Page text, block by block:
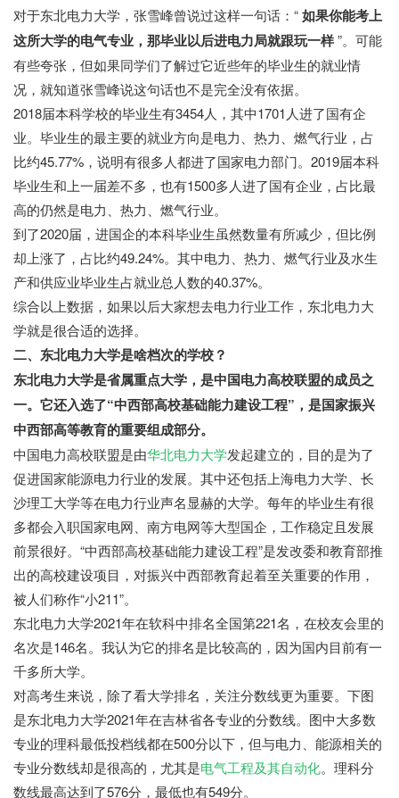
对于东北电力大学，张雪峰曾说过这样一句话：“如果你能考上
这所大学的电气专业，那毕业以后进电力局就跟玩一样”。可能
有些夸张，但如果同学们了解过它近些年的毕业生的就业情
况，就知道张雪峰说这句话也不是完全没有依据。
2018届本科学校的毕业生有3454人，其中1701人进了国有企
业。毕业生的最主要的就业方向是电力、热力、燃气行业，占
比约45.77%，说明有很多人都进了国家电力部门。2019届本科
毕业生和上一届差不多，也有1500多人进了国有企业，占比最
高的仍然是电力、热力、燃气行业。
到了2020届，进国企的本科毕业生虽然数量有所减少，但比例
却上涨了，占比约49.24%。其中电力、热力、燃气行业及水生
产和供应业毕业生占就业总人数的40.37%。
综合以上数据，如果以后大家想去电力行业工作，东北电力大
学就是很合适的选择。
二、东北电力大学是啥档次的学校？
东北电力大学是省属重点大学，是中国电力高校联盟的成员之
一。它还入选了“中西部高校基础能力建设工程”，是国家振兴
中西部高等教育的重要组成部分。
中国电力高校联盟是由华北电力大学发起建立的，目的是为了
促进国家能源电力行业的发展。其中还包括上海电力大学、长
沙理工大学等在电力行业声名显赫的大学。每年的毕业生有很
多都会入职国家电网、南方电网等大型国企，工作稳定且发展
前景很好。“中西部高校基础能力建设工程”是发改委和教育部推
出的高校建设项目，对振兴中西部教育起着至关重要的作用，
被人们称作“小211”。
东北电力大学2021年在软科中排名全国第221名，在校友会里的
名次是146名。我认为它的排名是比较高的，因为国内目前有一
千多所大学。
对高考生来说，除了看大学排名，关注分数线更为重要。下图
是东北电力大学2021年在吉林省各专业的分数线。图中大多数
专业的理科最低投档线都在500分以下，但与电力、能源相关的
专业分数线却是很高的，尤其是电气工程及其自动化。理科分
数线最高达到了576分，最低也有549分。